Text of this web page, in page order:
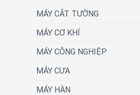
MÁY CẮT TƯỜNG
MÁY CƠ KHÍ
MÁY CÔNG NGHIỆP
MÁY CƯA
MÁY HÀN